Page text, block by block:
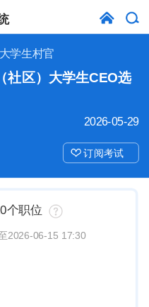
学生村官
社区）大学生CEO选
2026-05-29
订阅考试
个职位
2026-06-15 17:30